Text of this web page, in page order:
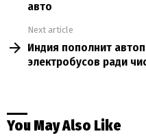
авто
Next article
Индия пополнит
электробусов ради
You May Also Like